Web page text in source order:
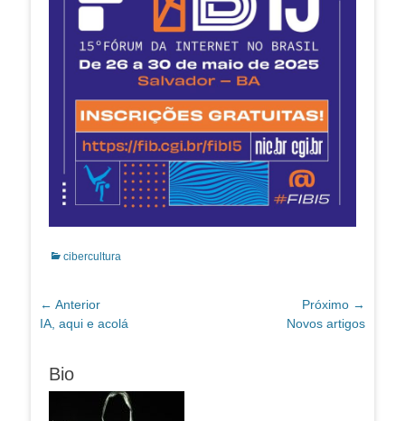
Categorias:
cibercultura
Navegação
de
← Anterior
Post
IA, aqui e acolá
Próximo →
Novos artigos
Bio